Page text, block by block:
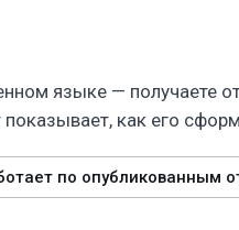
языке — получаете
как его
по опубликованным